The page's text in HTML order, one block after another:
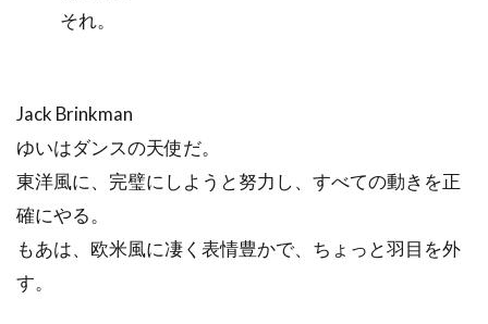
それ。
Jack Brinkman
ゆいはダンスの天使だ。
東洋風に、完璧にしようと努力し、すべての動きを正
確にやる。
もあは、欧米風に凄く表情豊かで、ちょっと羽目を外
す。